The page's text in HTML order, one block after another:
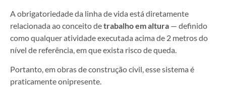
A obrigatoriedade da linha de vida está diretamente
relacionada ao conceito detrabalho em altura — definido
como qualquer atividade executada acima de 2 metros do
nível de referência, em que exista risco de queda.
Portanto, em obras de construção civil, esse sistema é
praticamente onipresente.